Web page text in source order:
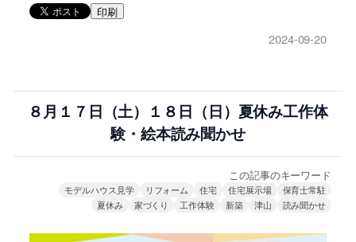
印刷
2024-09-20
８月１７日（土）１８日（日）夏休み工作体
験・絵本読み聞かせ
この記事のキーワード
モデルハウス見学 リフォーム 住宅 住宅展示場
保育士常駐
夏休み
家づくり 工作体験 新築 津山 読み聞かせ